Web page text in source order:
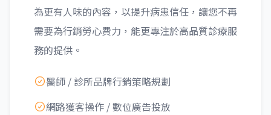
為更有人味的內容，以提升病患信任，讓您不再
需要為行銷勞心費力，能更專注於高品質診療服
務的提供。
醫師 / 診所品牌行銷策略規劃
網路獲客操作 / 數位廣告投放